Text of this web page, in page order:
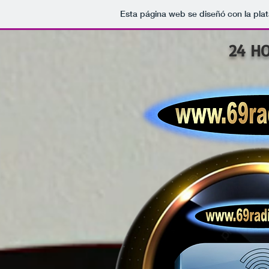
Esta página web se diseñó con la
24